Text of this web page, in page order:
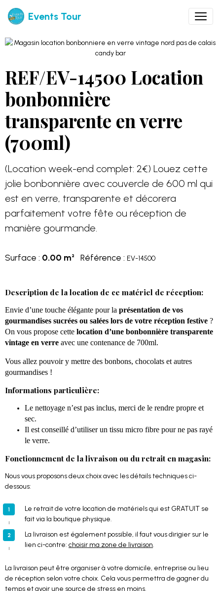
Events Tour
REF/EV-14500 Location
bonbonnière
transparente en verre
(700ml)
(Location week-end complet: 2€) Louez cette
jolie bonbonnière avec couvercle de 600 ml qui
est en verre, transparente et décorera
parfaitement votre fête ou réception de
manière gourmande.
Surface : 0.00 m² Référence : EV-14500
Description de la location de ce matériel de réception:
Envie d’une touche élégante pour la présentation de vos
gourmandises sucrées ou salées lors de votre réception festive ?
On vous propose cette location d’une bonbonnière transparente
vintage en verre avec une contenance de 700ml.
Vous allez pouvoir y mettre des bonbons, chocolats et autres
gourmandises !
Informations particulière:
Le nettoyage n’est pas inclus, merci de le rendre propre et
sec.
Il est conseillé d’utiliser un tissu micro fibre pour ne pas rayé
le verre.
Fonctionnement de la livraison ou du retrait en magasin:
Nous vous proposons deux choix avec les détails techniques ci-
dessous:
Le retrait de votre location de matériels qui est GRATUIT se
fait via la boutique physique.
La livraison est également possible, il faut vous dirigier sur le
lien ci-contre: choisir ma zone de livraison.
La livraison peut être organiser à votre domicile, entreprise ou lieu
de réception selon votre choix. Cela vous permettra de gagner du
temps et avoir une source de stress en moins.